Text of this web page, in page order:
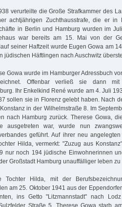
verurteilte die Große Strafkammer des
achtjährigen Zuchthausstrafe, die er in
in Berlin und Hamburg wurden im
war bereits am 15. Mai von der
seiner Haftzeit wurde Eugen Gowa am
jüdischen Häftlingen nach Auschwitz
Gowa wurde im Hamburger Adressbuch
Offenbar verließ sie dann
Ihr Enkelkind René wurde am 4. Juli
sollen sie in Florenz gelebt haben. Nach
in der Wilhelmstraße 8. Im
nach Hamburg zurück. Therese Gowa,
ausgetreten war, wurde nun
geführt. Auf ihrer neu angelegten
Hilda, vermerkt: "Zuzug aus
nur noch 194 jüdische Einwohnerinnen
Großstadt Hamburg unauffälliger leben
Tochter Hilda, mit der
am 25. Oktober 1941 aus der
ins Getto "Litzmannstadt" nach
Straße 5. Therese Gowa starb